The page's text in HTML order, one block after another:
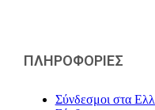
ΠΛΗΡΟΦΟΡΙΕΣ
Σύνδεσμοι στα